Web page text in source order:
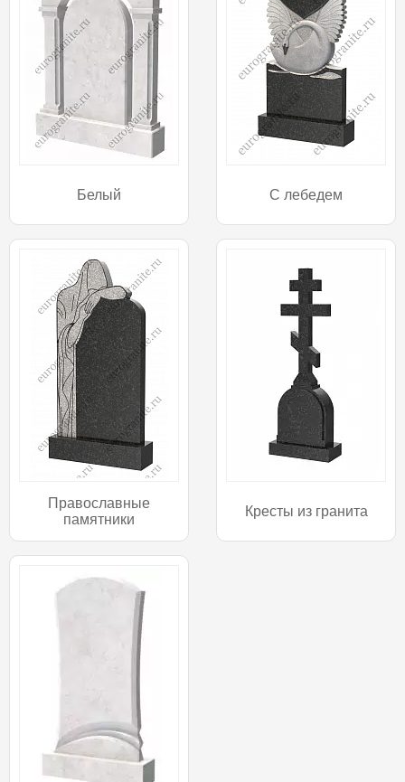
Белый С лебедем
Православные
памятники
Кресты из гранита